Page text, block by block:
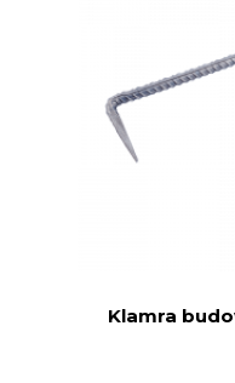
Klamra